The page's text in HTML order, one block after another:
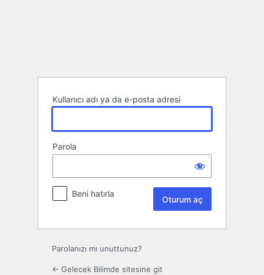
Kullanıcı adı ya da e-posta adresi
Parola
Beni hatırla
Parolanızı mı unuttunuz?
← Gelecek Bilimde sitesine git